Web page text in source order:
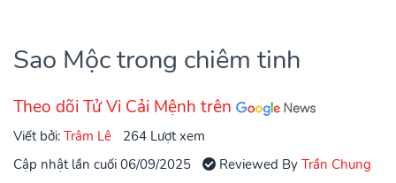
Sao Mộc trong chiêm tinh
Theo dõi Tử Vi Cải Mệnh trên
Viết bởi:Trâm Lê
264 Lượt xem
Cập nhật lần cuối 06/09/2025
Reviewed ByTrần Chung